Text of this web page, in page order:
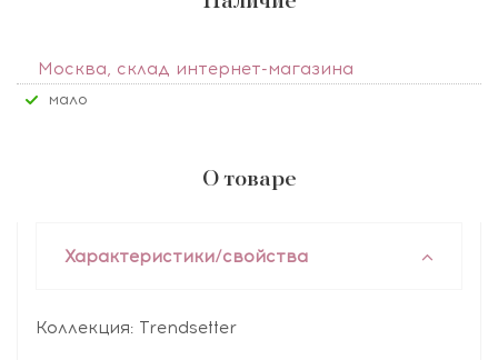
Москва, склад интернет-магазина
Мало
О товаре
Характеристики/свойства
Коллекция: Trendsetter